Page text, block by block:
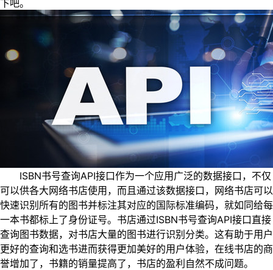
下吧。
ISBN书号查询API接口作为一个应用广泛的数据接口，不仅
可以供各大网络书店使用，而且通过该数据接口，网络书店可以
快速识别所有的图书并标注其对应的国际标准编码，就如同给每
一本书都标上了身份证号。书店通过ISBN书号查询API接口直接
查询图书数据，对书店大量的图书进行识别分类。这有助于用户
更好的查询和选书进而获得更加美好的用户体验，在线书店的商
誉增加了，书籍的销量提高了，书店的盈利自然不成问题。